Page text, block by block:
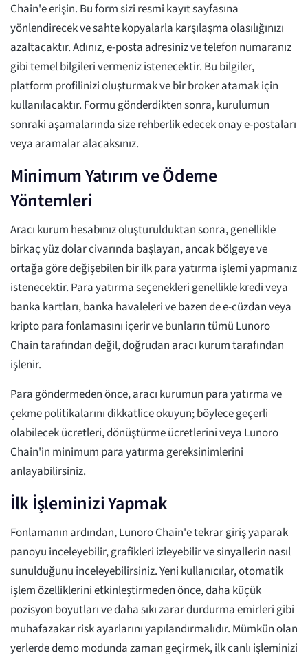
Chain'e erişin. Bu form sizi resmi kayıt sayfasına
yönlendirecek ve sahte kopyalarla karşılaşma olasılığınızı
azaltacaktır. Adınız, e-posta adresiniz ve telefon numaranız
gibi temel bilgileri vermeniz istenecektir. Bu bilgiler,
platform profilinizi oluşturmak ve bir broker atamak için
kullanılacaktır. Formu gönderdikten sonra, kurulumun
sonraki aşamalarında size rehberlik edecek onay e-postaları
veya aramalar alacaksınız.
Minimum Yatırım ve Ödeme
Yöntemleri
Aracı kurum hesabınız oluşturulduktan sonra, genellikle
birkaç yüz dolar civarında başlayan, ancak bölgeye ve
ortağa göre değişebilen bir ilk para yatırma işlemi yapmanız
istenecektir. Para yatırma seçenekleri genellikle kredi veya
banka kartları, banka havaleleri ve bazen de e-cüzdan veya
kripto para fonlamasını içerir ve bunların tümü Lunoro
Chain tarafından değil, doğrudan aracı kurum tarafından
işlenir.
Para göndermeden önce, aracı kurumun para yatırma ve
çekme politikalarını dikkatlice okuyun; böylece geçerli
olabilecek ücretleri, dönüştürme ücretlerini veya Lunoro
Chain'in minimum para yatırma gereksinimlerini
anlayabilirsiniz.
İlk İşleminizi Yapmak
Fonlamanın ardından, Lunoro Chain'e tekrar giriş yaparak
panoyu inceleyebilir, grafikleri izleyebilir ve sinyallerin nasıl
sunulduğunu inceleyebilirsiniz. Yeni kullanıcılar, otomatik
işlem özelliklerini etkinleştirmeden önce, daha küçük
pozisyon boyutları ve daha sıkı zarar durdurma emirleri gibi
muhafazakar risk ayarlarını yapılandırmalıdır. Mümkün olan
yerlerde demo modunda zaman geçirmek, ilk canlı işleminizi